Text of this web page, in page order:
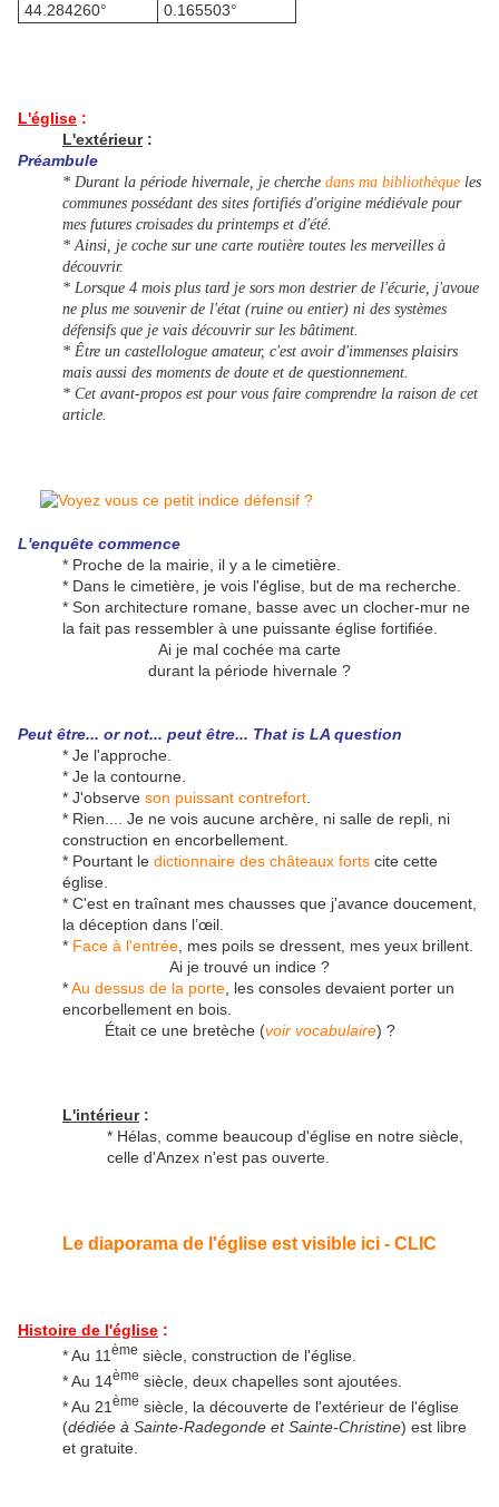
44.284260°
0.165503°
L'église :
L'extérieur:
Préambule
* Durant la période hivernale, je cherche dans ma bibliothèque les
communes possédant des sites fortifiés d'origine médiévale pour
mes futures croisades du printemps et d'été.
* Ainsi, je coche sur une carte routière toutes les merveilles à
découvrir.
* Lorsque 4 mois plus tard je sors mon destrier de l'écurie, j'avoue
ne plus me souvenir de l'état (ruine ou entier) ni des systèmes
défensifs que je vais découvrir sur les bâtiment.
* Être un castellologue amateur, c'est avoir d'immenses plaisirs
mais aussi des moments de doute et de questionnement.
* Cet avant-propos est pour vous faire comprendre la raison de cet
article.
L'enquête commence
* Proche de la mairie, il y a le cimetière.
* Dans le cimetière, je vois l'église, but de ma recherche.
* Son architecture romane, basse avec un clocher-mur ne
la fait pas ressembler à une puissante église fortifiée.
Ai je mal cochée ma carte
durant la période hivernale ?
Peut être... or not... peut être... That is LA question
* Je l'approche.
* Je la contourne.
* J'observe son puissant contrefort
* Rien.... Je ne vois aucune archère, ni salle de repli, ni
construction en encorbellement.
* Pourtant le dictionnaire des châteaux forts cite cette
église.
* C'est en traînant mes chausses que j'avance doucement,
la déception dans l’œil.
* Face à l'entrée , mes poils se dressent, mes yeux brillent.
Ai je trouvé un indice ?
*Au dessus de la porte , les consoles devaient porter un
encorbellement en bois.
Était ce une bretèche (voir vocabulaire) ?
L'intérieur:
* Hélas, comme beaucoup d'église en notre siècle,
celle d'Anzex n'est pas ouverte.
Le diaporama de l'église est visible ici - CLIC
Histoire de l'église :
* Au 11 ème siècle, construction de l'église.
* Au 14ème siècle, deux chapelles sont ajoutées.
* Au 21 ème siècle, la découverte de l'extérieur de l'église
(dédiée à Sainte-Radegonde et Sainte-Christine) est libre
et gratuite.